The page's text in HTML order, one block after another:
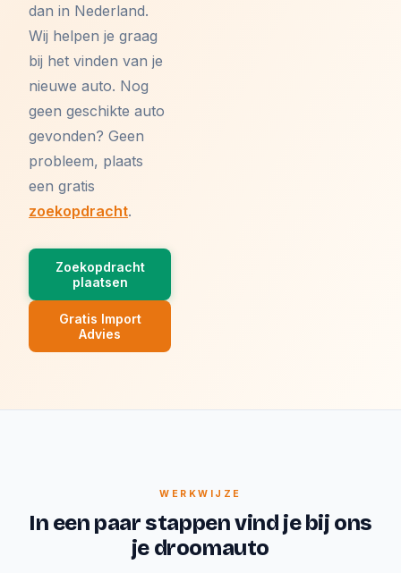
dan in Nederland.
Wij helpen je graag
bij het vinden van je
nieuwe auto. Nog
geen geschikte auto
gevonden? Geen
probleem, plaats
een gratis
zoekopdracht.
Zoekopdracht
plaatsen
Gratis Import
Advies
WERKWIJZE
In een paar stappen vind je bij ons
je droomauto